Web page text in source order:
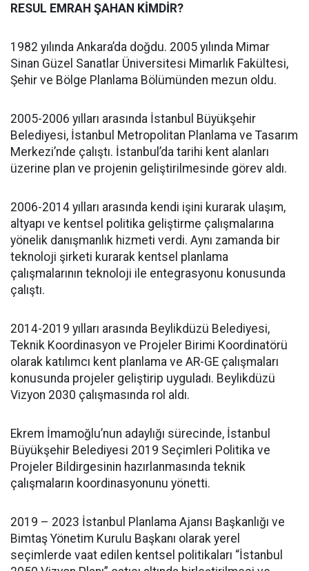
RESUL EMRAH ŞAHAN KİMDİR?
1982 yılında Ankara’da doğdu. 2005 yılında Mimar
Sinan Güzel Sanatlar Üniversitesi Mimarlık Fakültesi,
Şehir ve Bölge Planlama Bölümünden mezun oldu.
2005-2006 yılları arasında İstanbul Büyükşehir
Belediyesi, İstanbul Metropolitan Planlama ve Tasarım
Merkezi’nde çalıştı. İstanbul’da tarihi kent alanları
üzerine plan ve projenin geliştirilmesinde görev aldı.
2006-2014 yılları arasında kendi işini kurarak ulaşım,
altyapı ve kentsel politika geliştirme çalışmalarına
yönelik danışmanlık hizmeti verdi. Aynı zamanda bir
teknoloji şirketi kurarak kentsel planlama
çalışmalarının teknoloji ile entegrasyonu konusunda
çalıştı.
2014-2019 yılları arasında Beylikdüzü Belediyesi,
Teknik Koordinasyon ve Projeler Birimi Koordinatörü
olarak katılımcı kent planlama ve AR-GE çalışmaları
konusunda projeler geliştirip uyguladı. Beylikdüzü
Vizyon 2030 çalışmasında rol aldı.
Ekrem İmamoğlu’nun adaylığı sürecinde, İstanbul
Büyükşehir Belediyesi 2019 Seçimleri Politika ve
Projeler Bildirgesinin hazırlanmasında teknik
çalışmaların koordinasyonunu yönetti.
2019 – 2023 İstanbul Planlama Ajansı Başkanlığı ve
Bimtaş Yönetim Kurulu Başkanı olarak yerel
seçimlerde vaat edilen kentsel politikaları “İstanbul